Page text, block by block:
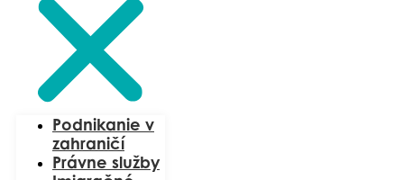
Podnikanie v
zahraničí
Právne služby